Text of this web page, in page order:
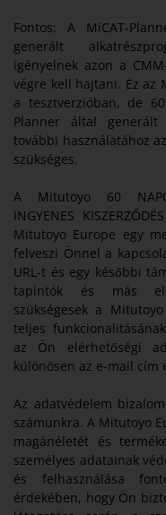
Fontos: A MiCAT-
generált
igényelnek azon a
végre kell hajtani. Ez az
a tesztverzióban, de
Planner által generált
további használatához
szükséges.
A Mitutoyo 60
INGYENES
Mitutoyo Europe egy
felveszi Önnel a
URL-t és egy későbbi
tapintók és más
szükségesek a
teljes
az Ön elérhetőségi
különösen az e-mail cím
Az adatvédelem
számunkra. A Mitutoyo
magánéletét és
személyes adatainak
és felhasználása
érdekében, hogy Ön